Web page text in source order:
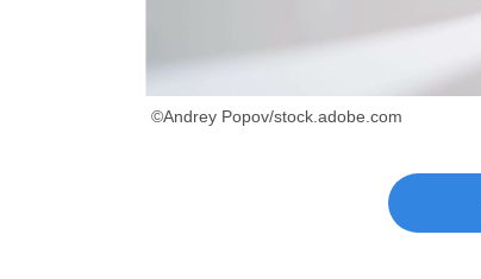
©Andrey Popov/stock.adobe.com